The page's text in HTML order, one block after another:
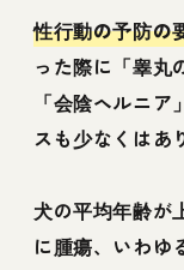
性行動の予防の
った際に「睾丸
「会陰ヘルニ
スも少なくはあ
犬の平均年齢が
に腫瘍、いわゆ